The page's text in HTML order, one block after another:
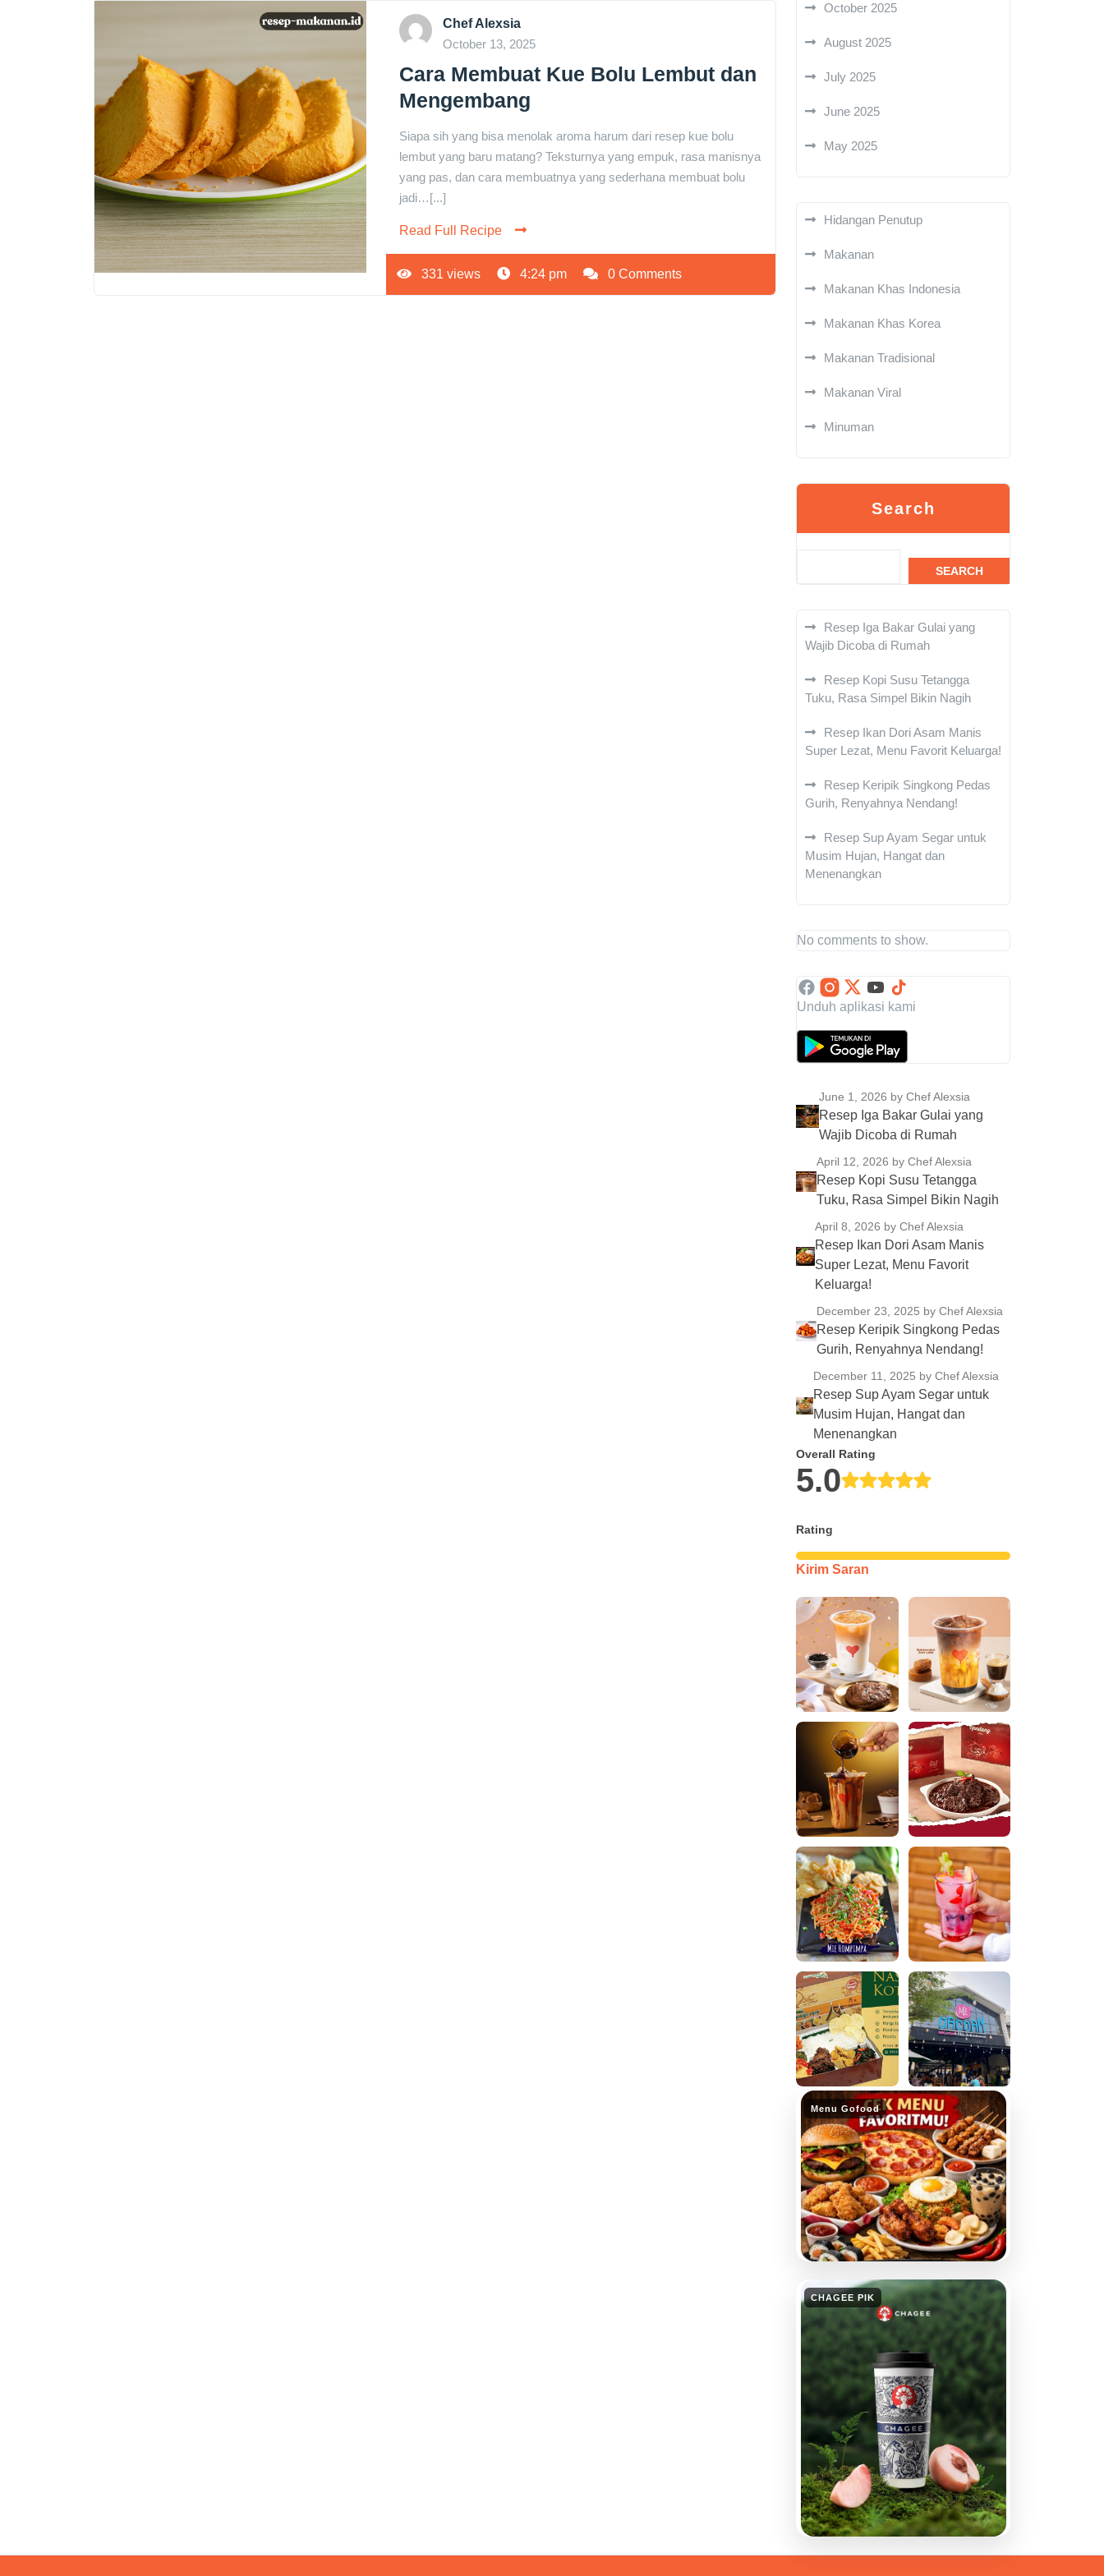
Chef Alexsia
October 13, 2025
Cara Membuat Kue Bolu Lembut dan
Mengembang
Siapa sih yang bisa menolak aroma harum dari resep kue bolu
lembut yang baru matang? Teksturnya yang empuk, rasa manisnya
yang pas, dan cara membuatnya yang sederhana membuat bolu
jadi…[...]
Read Full Recipe
331 views 4:24 pm 0 Comments
October 2025
August 2025
July 2025
June 2025
May 2025
Hidangan Penutup
Makanan
Makanan Khas Indonesia
Makanan Khas Korea
Makanan Tradisional
Makanan Viral
Minuman
Search
SEARCH
Resep Iga Bakar Gulai yang
Wajib Dicoba di Rumah
Resep Kopi Susu Tetangga
Tuku, Rasa Simpel Bikin Nagih
Resep Ikan Dori Asam Manis
Super Lezat, Menu Favorit Keluarga!
Resep Keripik Singkong Pedas
Gurih, Renyahnya Nendang!
Resep Sup Ayam Segar untuk
Musim Hujan, Hangat dan
Menenangkan
No comments to show.
Unduh aplikasi kami
June 1, 2026 by Chef Alexsia
Resep Iga Bakar Gulai yang
Wajib Dicoba di Rumah
April 12, 2026 by Chef Alexsia
Resep Kopi Susu Tetangga
Tuku, Rasa Simpel Bikin Nagih
April 8, 2026 by Chef Alexsia
Resep Ikan Dori Asam Manis
Super Lezat, Menu Favorit
Keluarga!
December 23, 2025 by Chef Alexsia
Resep Keripik Singkong Pedas
Gurih, Renyahnya Nendang!
December 11, 2025 by Chef Alexsia
Resep Sup Ayam Segar untuk
Musim Hujan, Hangat dan
Menenangkan
Overall Rating
5.0
Rating
Kirim Saran
Menu Gofood
CHAGEE PIK